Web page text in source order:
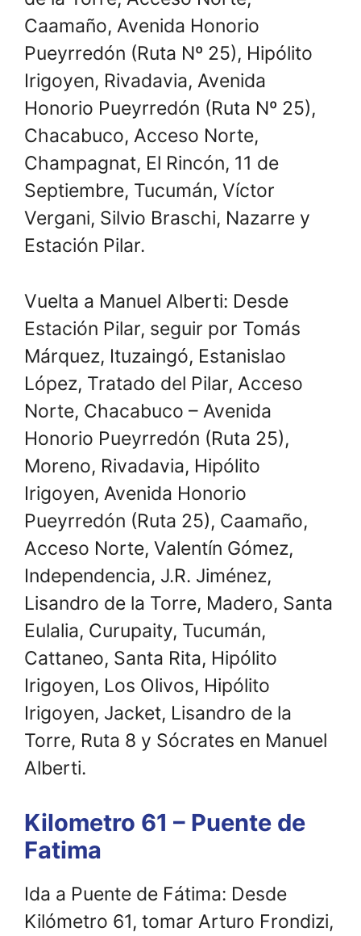
Caamaño, Avenida Honorio
Pueyrredón (Ruta Nº 25), Hipólito
Irigoyen, Rivadavia, Avenida
Honorio Pueyrredón (Ruta Nº 25),
Chacabuco, Acceso Norte,
Champagnat, El Rincón, 11 de
Septiembre, Tucumán, Víctor
Vergani, Silvio Braschi, Nazarre y
Estación Pilar.
Vuelta a Manuel Alberti: Desde
Estación Pilar, seguir por Tomás
Márquez, Ituzaingó, Estanislao
López, Tratado del Pilar, Acceso
Norte, Chacabuco – Avenida
Honorio Pueyrredón (Ruta 25),
Moreno, Rivadavia, Hipólito
Irigoyen, Avenida Honorio
Pueyrredón (Ruta 25), Caamaño,
Acceso Norte, Valentín Gómez,
Independencia, J.R. Jiménez,
Lisandro de la Torre, Madero, Santa
Eulalia, Curupaity, Tucumán,
Cattaneo, Santa Rita, Hipólito
Irigoyen, Los Olivos, Hipólito
Irigoyen, Jacket, Lisandro de la
Torre, Ruta 8 y Sócrates en Manuel
Alberti.
Kilometro 61 – Puente de
Fatima
Ida a Puente de Fátima: Desde
Kilómetro 61, tomar Arturo Frondizi,